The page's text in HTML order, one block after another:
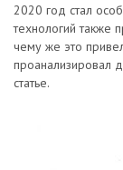
2020 год стал
технологий также
чему же это
проанализировал
статье.